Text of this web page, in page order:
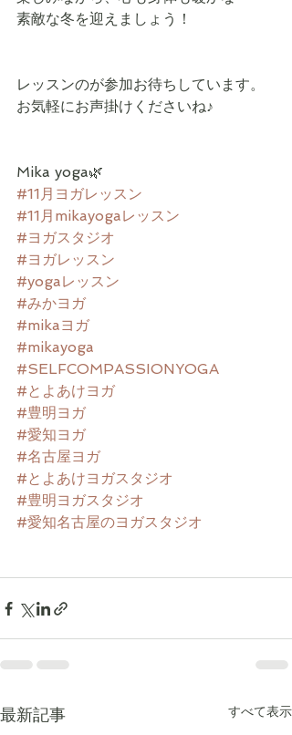
素敵な冬を迎えましょう！
レッスンのが参加お待ちしています。
お気軽にお声掛けくださいね♪
Mika yoga🌿
#11月ヨガレッスン
#11月mikayogaレッスン
#ヨガスタジオ
#ヨガレッスン
#yogaレッスン
#みかヨガ
#mikaヨガ
#mikayoga
#SELFCOMPASSIONYOGA
#とよあけヨガ
#豊明ヨガ
#愛知ヨガ
#名古屋ヨガ
#とよあけヨガスタジオ
#豊明ヨガスタジオ
#愛知名古屋のヨガスタジオ
最新記事 すべて表示